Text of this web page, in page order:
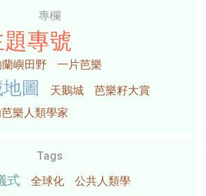
專欄
專號
嶼田野 一片芭樂
圖 天鵝城
芭樂籽大賞
樂人類學家
Tags
式 全球化 公共人類學